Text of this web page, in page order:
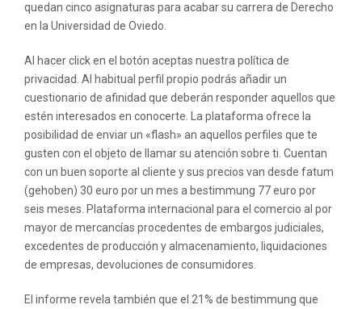
quedan cinco asignaturas para acabar su carrera de Derecho
en la Universidad de Oviedo.
Al hacer click en el botón aceptas nuestra política de
privacidad. Al habitual perfil propio podrás añadir un
cuestionario de afinidad que deberán responder aquellos que
estén interesados en conocerte. La plataforma ofrece la
posibilidad de enviar un «flash» an aquellos perfiles que te
gusten con el objeto de llamar su atención sobre ti. Cuentan
con un buen soporte al cliente y sus precios van desde fatum
(gehoben) 30 euro por un mes a bestimmung 77 euro por
seis meses. Plataforma internacional para el comercio al por
mayor de mercancías procedentes de embargos judiciales,
excedentes de producción y almacenamiento, liquidaciones
de empresas, devoluciones de consumidores.
El informe revela también que el 21% de bestimmung que